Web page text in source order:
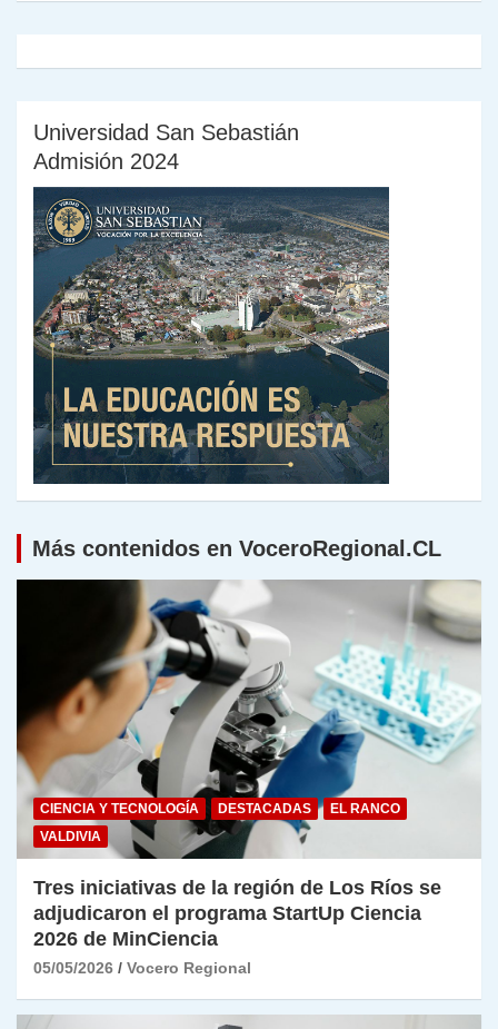
Universidad San Sebastián
Admisión 2024
Más contenidos en VoceroRegional.CL
CIENCIA Y TECNOLOGÍA DESTACADAS
EL RANCO
VALDIVIA
Tres iniciativas de la región de Los Ríos se
adjudicaron el programa StartUp Ciencia
2026 de MinCiencia
05/05/2026 Vocero Regional